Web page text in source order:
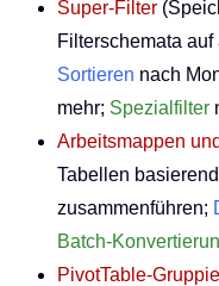
Super-Filter
Filterschemata auf
Sortieren nach
mehr; Spezialfilter
Arbeitsmappen
Tabellen
zusammenführen;
Batch-
PivotTable-